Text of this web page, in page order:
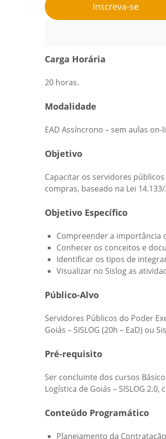
Inscreva-se
Carga Horária
20 horas.
Modalidade
EAD Assíncrono – sem aulas
Objetivo
Capacitar os servidores
compras, baseado na Lei
Objetivo Específico
Compreender a importância
Conhecer os conceitos e
Identificar os tipos de
Visualizar no Sislog as
Público-Alvo
Servidores Públicos do Poder
Goiás – SISLOG (20h – EaD) ou
Pré-requisito
Ser concluinte dos cursos
Logística de Goiás – SISLOG
Conteúdo Programático
Planejamento da